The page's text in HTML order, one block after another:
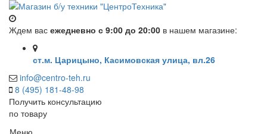
Ждем вас ежедневно с 9:00 до 20:00 в нашем магазине:
ст.м. Царицыно, Касимовская улица, вл.26
info@centro-teh.ru
8 (495) 181-48-98
Получить консультацию
по товару
Меню